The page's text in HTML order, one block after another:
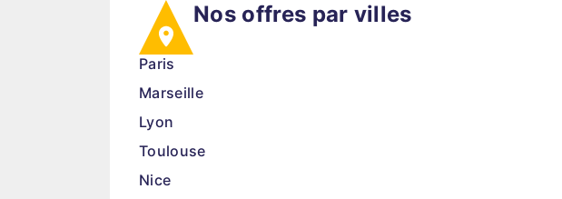
Nos offres par villes
Paris
Marseille
Lyon
Toulouse
Nice